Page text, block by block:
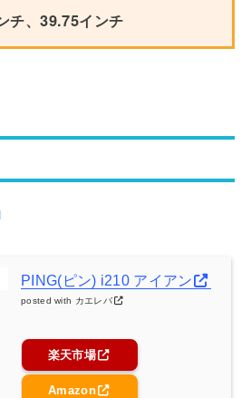
チ、39.75インチ
PING(ピン) i210 アイアン
posted with カエレバ
楽天市場
Amazon